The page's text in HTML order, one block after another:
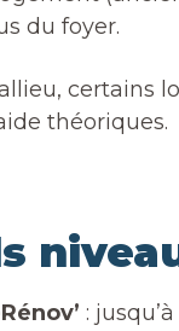
du foyer.
certains
théoriques.
: jusqu’à